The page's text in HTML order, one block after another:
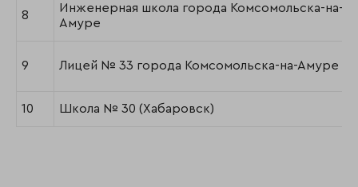
8
Инженерная школа города Комсомольска-на-
Амуре
9 Лицей № 33 города Комсомольска-на-Амуре
10 Школа № 30 (Хабаровск)